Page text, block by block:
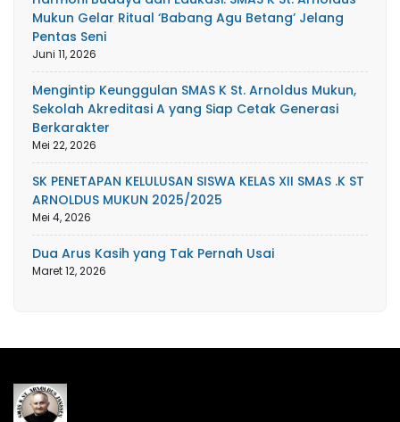
Mukun Gelar Ritual ‘Babang Agu Betang’ Jelang
Pentas Seni
Juni 11, 2026
Mengintip Keunggulan SMAS K St. Arnoldus Mukun,
Sekolah Akreditasi A yang Siap Cetak Generasi
Berkarakter
Mei 22, 2026
SK PENETAPAN KELULUSAN SISWA KELAS XII SMAS .K ST
ARNOLDUS MUKUN 2025/2025
Mei 4, 2026
Dua Arus Kasih yang Tak Pernah Usai
Maret 12, 2026